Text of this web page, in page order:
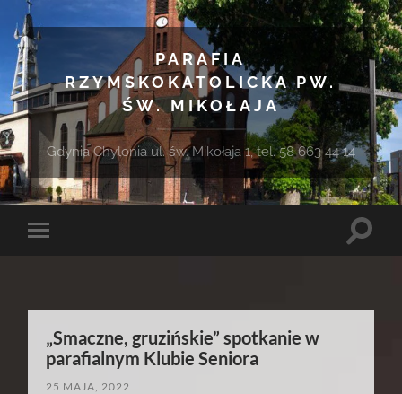
PARAFIA
RZYMSKOKATOLICKA PW.
ŚW. MIKOŁAJA
Gdynia Chylonia ul. św. Mikołaja 1, tel. 58 663 44 14
Toggle
Toggle
„Smaczne, gruzińskie” spotkanie w
parafialnym Klubie Seniora
25 MAJA, 2022